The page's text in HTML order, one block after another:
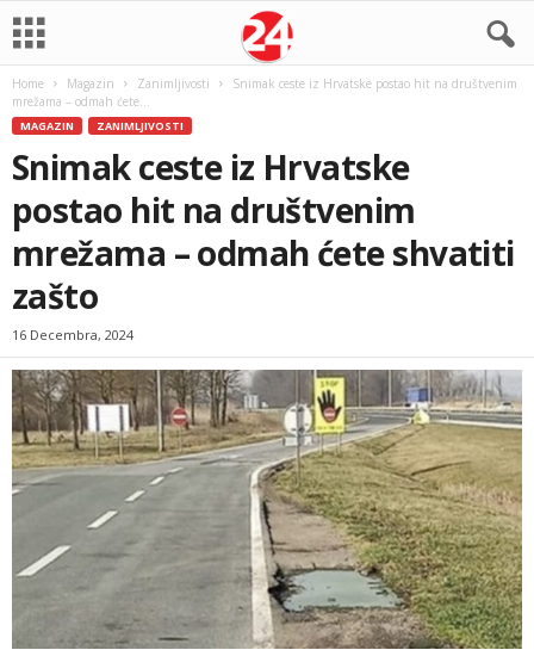
Home Magazin Zanimljivosti
Snimak ceste iz Hrvatske postao hit na društvenim
mrežama – odmah ćete...
MAGAZIN ZANIMLJIVOSTI
Snimak ceste iz Hrvatske
postao hit na društvenim
mrežama – odmah ćete shvatiti
zašto
16 Decembra, 2024